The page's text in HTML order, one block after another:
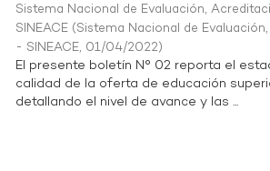
Sistema Nacional de Evaluación,
SINEACE (Sistema Nacional de
- SINEACE, 01/04/2022)
El presente boletín N° 02 reporta el
calidad de la oferta de educación
detallando el nivel de avance y las ...